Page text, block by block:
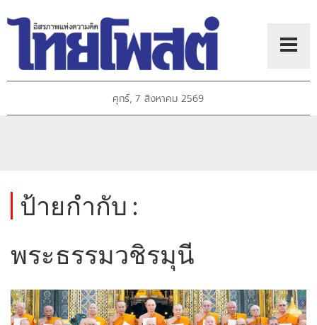
ศุกร์, 7 สิงหาคม 2569
ป้ายกำกับ :
พระธรรมวชิรมุนี